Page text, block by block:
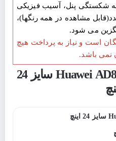
شکستگی پنل، آسیب فیزیکی
سوختگی بیشتر از 5 عدد(قابل مشاهده در همه رنگها)،
می شود.
است و نیاز به پرداخت هیچ
نمی باشد.
مانیتور هواوی Huawei AD80-HW سایز 24